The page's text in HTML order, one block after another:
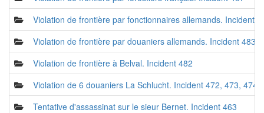
Violation de frontière par fonctionnaires allemands. Incident
Violation de frontière par douaniers allemands. Incident 483,
Violation de frontière à Belval. Incident 482
Violation de 6 douaniers La Schlucht. Incident 472, 473, 474
Tentative d'assassinat sur le sieur Bernet. Incident 463